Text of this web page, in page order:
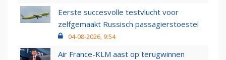
Eerste succesvolle testvlucht voor
zelfgemaakt Russisch passagierstoestel
04-08-2026, 9:54
Air France-KLM aast op terugwinnen